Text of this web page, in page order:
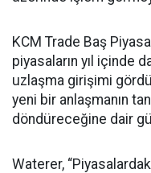
KCM Trade Baş
piyasaların yıl içinde
uzlaşma girişimi
yeni bir anlaşmanın
döndüreceğine dair
Waterer,